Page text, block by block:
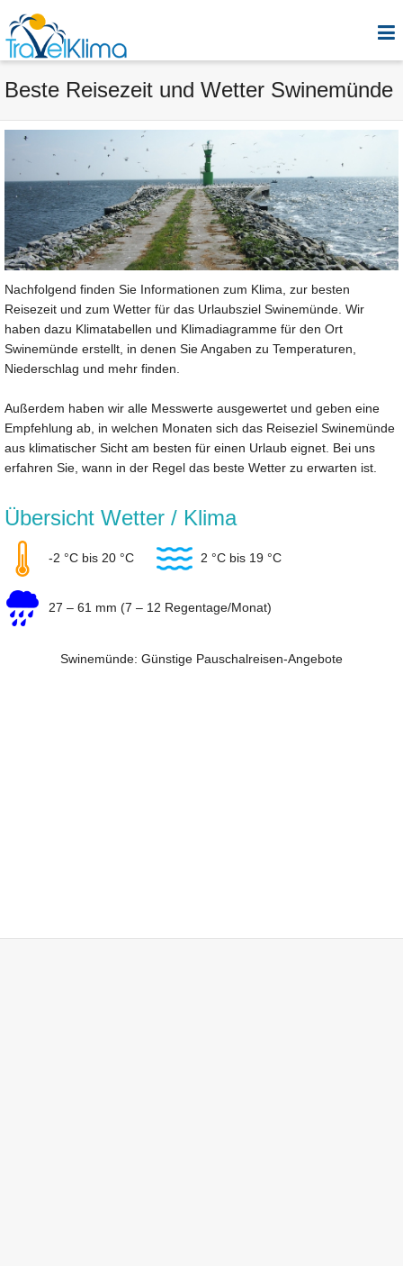
Beste Reisezeit und Wetter Swinemünde
Nachfolgend finden Sie Informationen zum Klima, zur besten
Reisezeit und zum Wetter für das Urlaubsziel Swinemünde. Wir
haben dazu Klimatabellen und Klimadiagramme für den Ort
Swinemünde erstellt, in denen Sie Angaben zu Temperaturen,
Niederschlag und mehr finden.
Außerdem haben wir alle Messwerte ausgewertet und geben eine
Empfehlung ab, in welchen Monaten sich das Reiseziel Swinemünde
aus klimatischer Sicht am besten für einen Urlaub eignet. Bei uns
erfahren Sie, wann in der Regel das beste Wetter zu erwarten ist.
Übersicht Wetter / Klima
-2 °C bis 20 °C 2 °C bis 19 °C
27 – 61 mm (7 – 12 Regentage/Monat)
Swinemünde: Günstige Pauschalreisen-Angebote